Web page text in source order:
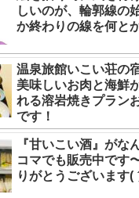
しいのが、輪郭線の
か終わりの線を何と
温泉旅館いこい荘の
美味しいお肉と海鮮
れる溶岩焼きプラン
です！
『甘いこい酒』がな
コマでも販売中です
りがとうございます(